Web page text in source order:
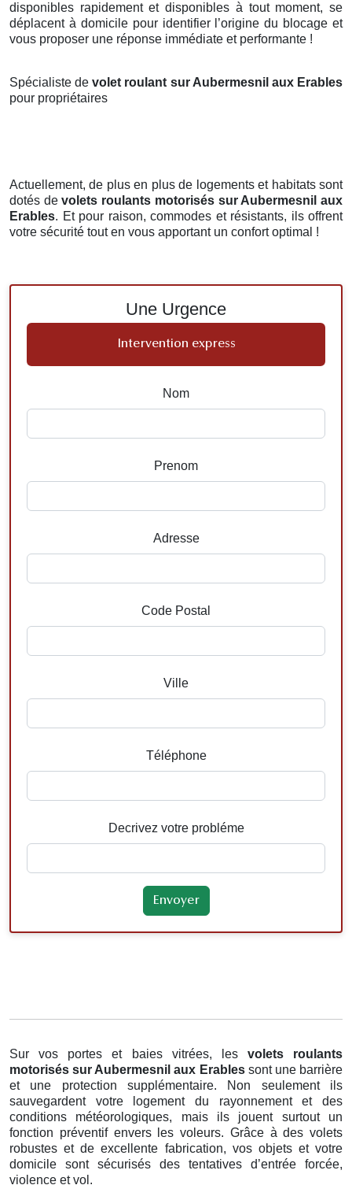
disponibles rapidement et disponibles à tout moment, se
déplacent à domicile pour identifier l’origine du blocage et
vous proposer une réponse immédiate et performante !
Spécialiste devolet roulant sur Aubermesnil aux Erables
pour propriétaires
Actuellement, de plus en plus de logements et habitats sont
dotés devolets roulants motorisés sur Aubermesnil aux
Erables. Et pour raison, commodes et résistants, ils offrent
votre sécurité tout en vous apportant un confort optimal !
Une Urgence
Intervention express
Nom
Prenom
Adresse
Code Postal
Ville
Téléphone
Decrivez votre probléme
Sur vos portes et baies vitrées, les volets roulants
motorisés sur Aubermesnil aux Erables sont une barrière
et une protection supplémentaire. Non seulement ils
sauvegardent votre logement du rayonnement et des
conditions météorologiques, mais ils jouent surtout un
fonction préventif envers les voleurs. Grâce à des volets
robustes et de excellente fabrication, vos objets et votre
domicile sont sécurisés des tentatives d’entrée forcée,
violence et vol.